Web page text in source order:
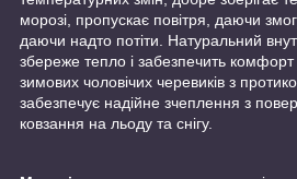
морозі, пропускає повітря, даючи
даючи надто потіти. Натуральний
збереже тепло і забезпечить
зимових чоловічих черевиків з
забезпечує надійне зчеплення з
ковзання на льоду та снігу.